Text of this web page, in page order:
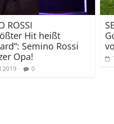
ROSSI
Hit heißt
Semino Rossi
Opa!
2019 0